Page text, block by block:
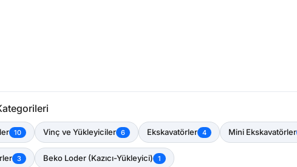
10 Vinç ve Yükleyiciler 6 Ekskavatörler 4 Mini Ekskavatörler
3 Beko Loder (Kazıcı-Yükleyici) 1